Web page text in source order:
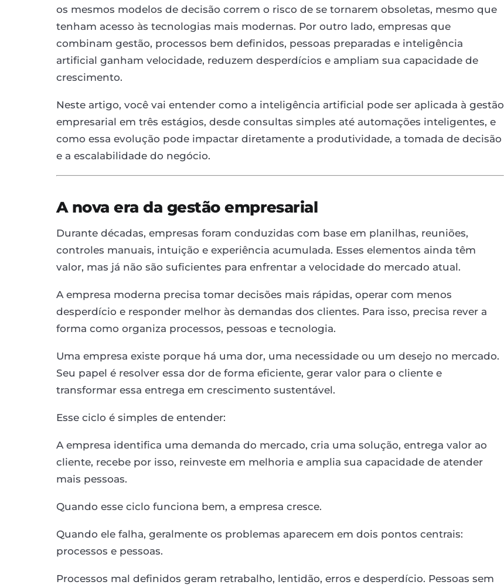
os mesmos modelos de decisão correm o risco de se tornarem obsoletas, mesmo que
tenham acesso às tecnologias mais modernas. Por outro lado, empresas que
combinam gestão, processos bem definidos, pessoas preparadas e inteligência
artificial ganham velocidade, reduzem desperdícios e ampliam sua capacidade de
crescimento.
Neste artigo, você vai entender como a inteligência artificial pode ser aplicada à gestão
empresarial em três estágios, desde consultas simples até automações inteligentes, e
como essa evolução pode impactar diretamente a produtividade, a tomada de decisão
e a escalabilidade do negócio.
A nova era da gestão empresarial
Durante décadas, empresas foram conduzidas com base em planilhas, reuniões,
controles manuais, intuição e experiência acumulada. Esses elementos ainda têm
valor, mas já não são suficientes para enfrentar a velocidade do mercado atual.
A empresa moderna precisa tomar decisões mais rápidas, operar com menos
desperdício e responder melhor às demandas dos clientes. Para isso, precisa rever a
forma como organiza processos, pessoas e tecnologia.
Uma empresa existe porque há uma dor, uma necessidade ou um desejo no mercado.
Seu papel é resolver essa dor de forma eficiente, gerar valor para o cliente e
transformar essa entrega em crescimento sustentável.
Esse ciclo é simples de entender:
A empresa identifica uma demanda do mercado, cria uma solução, entrega valor ao
cliente, recebe por isso, reinveste em melhoria e amplia sua capacidade de atender
mais pessoas.
Quando esse ciclo funciona bem, a empresa cresce.
Quando ele falha, geralmente os problemas aparecem em dois pontos centrais:
processos e pessoas.
Processos mal definidos geram retrabalho, lentidão, erros e desperdício. Pessoas sem